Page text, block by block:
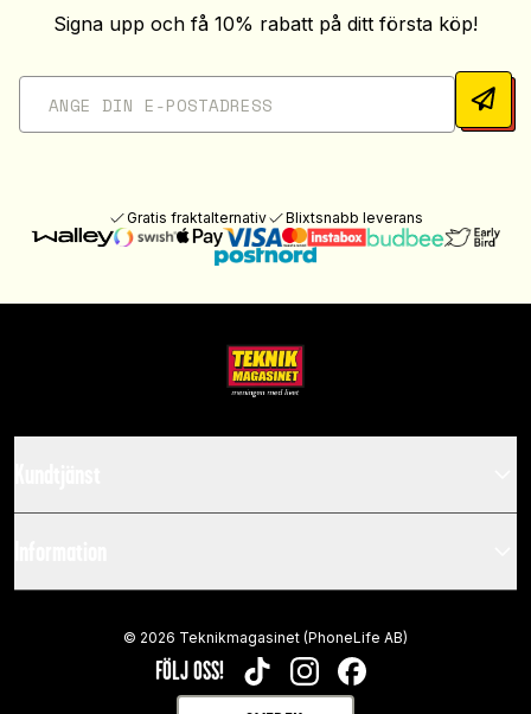
Signa upp och få 10% rabatt på ditt första köp!
Gratis fraktalternativ Blixtsnabb leverans
FÖLJ OSS! TIKTOKINSTAGRAMFACEBOOK
© 2026 Teknikmagasinet (PhoneLife AB)